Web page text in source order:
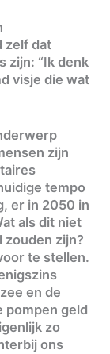
zelf dat
zijn: “Ik denk
visje die wat
zijn
tempo
er in 2050 in
als dit niet
zouden zijn?
te stellen.
en de
pompen geld
zo
ons